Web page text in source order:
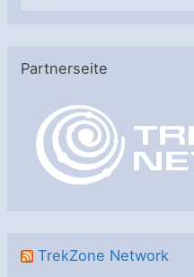
g
Partnerseite
TrekZone Network